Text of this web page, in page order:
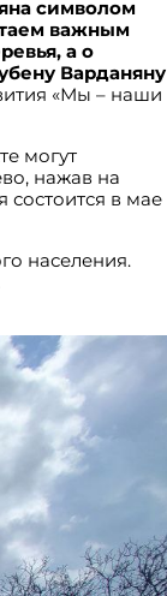
символом
важным
а о
Варданяну
«Мы – наши
могут
нажав на
состоится в мае
населения.